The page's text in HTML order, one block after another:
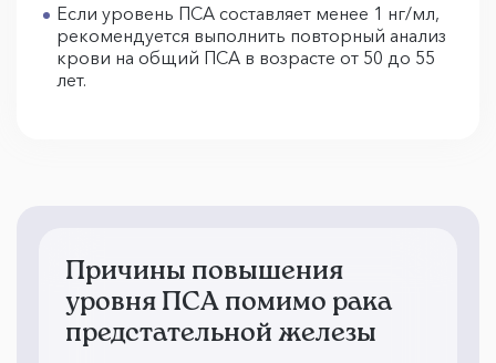
Если уровень ПСА составляет менее 1 нг/мл,
рекомендуется выполнить повторный анализ
крови на общий ПСА в возрасте от 50 до 55
лет.
Причины повышения
уровня ПСА помимо рака
предстательной железы